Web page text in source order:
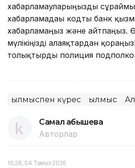
хабарламауларыңызды
хабарламадағы кодты банк
хабарламаңыз және айтпаңыз.
мүлікіңізді алаяқтардан
толықтырды полиция
Қылмыспен күрес Қылмыс
Самал Қабышева
Авторлар
16:28, 04 Тамыз 2026